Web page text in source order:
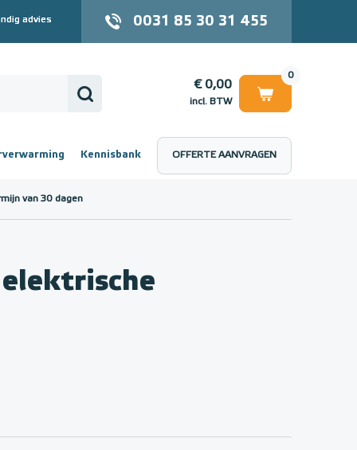
advies 0031 85 30 31 455
0
€ 0,00
incl. BTW
€ 0,00
Kennisbank OFFERTE AANVRAGEN
van 30 dagen
elektrische